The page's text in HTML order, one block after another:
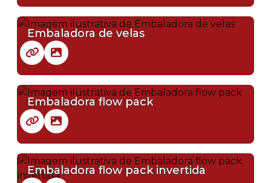
Embaladora de velas
Embaladora flow pack
Embaladora flow pack invertida